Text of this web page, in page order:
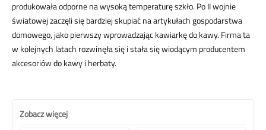
produkowała odporne na wysoką temperaturę szkło. Po II wojnie
światowej zaczęli się bardziej skupiać na artykułach gospodarstwa
domowego, jako pierwszy wprowadzając kawiarkę do kawy. Firma ta
w kolejnych latach rozwinęła się i stała się wiodącym producentem
akcesoriów do kawy i herbaty.
Zobacz więcej